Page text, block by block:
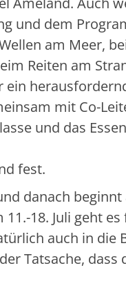
und dem
am Meer,
Reiten am
mit Co-
und das
fest.
danach
18. Juli geht es
auch in die
Tatsache, dass